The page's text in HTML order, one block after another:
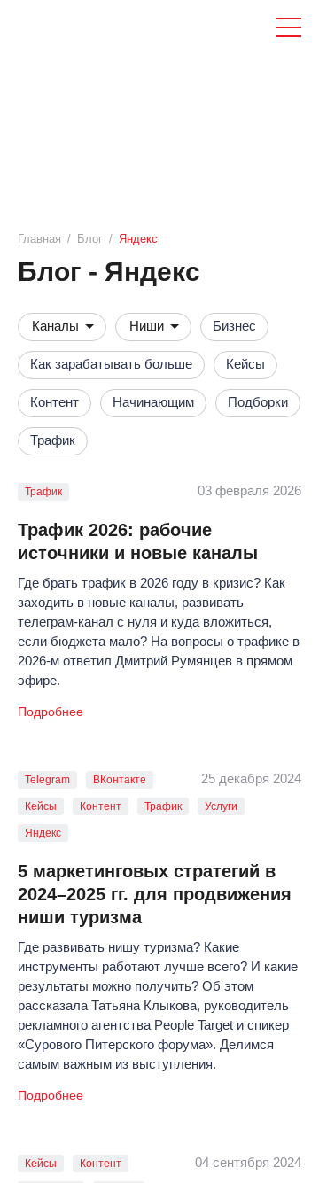
Главная / Блог / Яндекс
Блог - Яндекс
Каналы Ниши Бизнес
Как зарабатывать больше Кейсы
Контент Начинающим Подборки
Трафик
03 февраля 2026
Трафик
Трафик 2026: рабочие
источники и новые каналы
Где брать трафик в 2026 году в кризис? Как
заходить в новые каналы, развивать
телеграм-канал с нуля и куда вложиться,
если бюджета мало? На вопросы о трафике в
2026-м ответил Дмитрий Румянцев в прямом
эфире.
Подробнее
25 декабря 2024
Telegram ВКонтакте
Кейсы Контент Трафик Услуги
Яндекс
5 маркетинговых стратегий в
2024–2025 гг. для продвижения
ниши туризма
Где развивать нишу туризма? Какие
инструменты работают лучше всего? И какие
результаты можно получить? Об этом
рассказала Татьяна Клыкова, руководитель
рекламного агентства People Target и спикер
«Сурового Питерского форума». Делимся
самым важным из выступления.
Подробнее
04 сентября 2024
Кейсы Контент